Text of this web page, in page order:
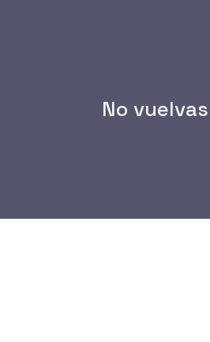
plataformas en la nube
Supervisa
logs para
proporciona
y evaluaciones diarias
No